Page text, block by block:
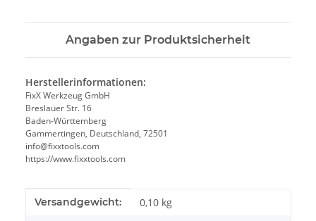
Angaben zur Produktsicherheit
Herstellerinformationen:
FixX Werkzeug GmbH
Breslauer Str. 16
Baden-Württemberg
Gammertingen, Deutschland, 72501
info@fixxtools.com
https://www.fixxtools.com
Produkteigenschaft
Wert
Versandgewicht: 0,10 kg